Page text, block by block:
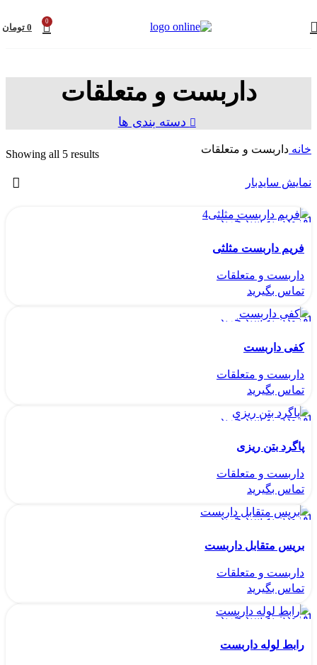
0
0 تومان
داربست و متعلقات
دسته بندی ها
خانه داربست و متعلقات Showing all 5 results
نمایش سایدبار
افزودن به سبد خرید
مقایسه
فریم داربست مثلثی
داربست و متعلقات
افزودن به سبد خرید
مقایسه
کفی داربست
داربست و متعلقات
افزودن به سبد خرید
مقایسه
پاگرد بتن ریزی
داربست و متعلقات
افزودن به سبد خرید
مقایسه
بریس متقابل داربست
داربست و متعلقات
افزودن به سبد خرید
مقایسه
رابط لوله داربست